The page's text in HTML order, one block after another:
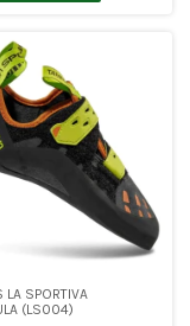
LA SPORTIVA
(LS004)